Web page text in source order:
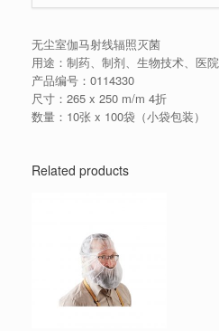
无尘室伽马射线辐照灭菌
用途：制药、制剂、生物技术、医院
产品编号：0114330
尺寸：265 x 250 m/m 4折
数量：10张 x 100袋（小袋包装）
Related products